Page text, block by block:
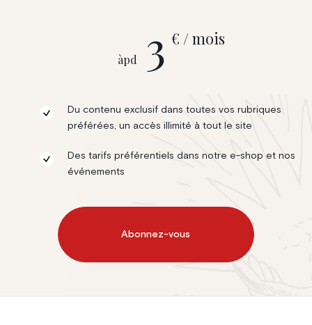
àpd 3 € / mois
Du contenu exclusif dans toutes vos rubriques
préférées, un accès illimité à tout le site
Des tarifs préférentiels dans notre e-shop et nos
événements
Abonnez-vous